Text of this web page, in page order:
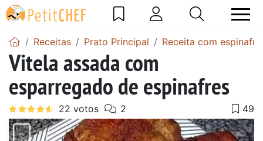
Receitas Prato Principal Receita com espinafre
Vitela assada com
esparregado de espinafres